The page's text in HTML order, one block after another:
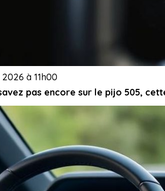
pas encore sur le pijo 505,
à 11h00